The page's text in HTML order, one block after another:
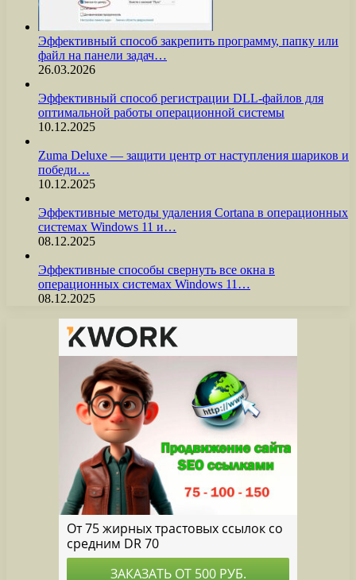
Эффективный способ закрепить программу, папку или
файл на панели задач…
26.03.2026
Эффективный способ регистрации DLL-файлов для
оптимальной работы операционной системы
10.12.2025
Zuma Deluxe — защити центр от наступления шариков и
победи…
10.12.2025
Эффективные методы удаления Cortana в операционных
системах Windows 11 и…
08.12.2025
Эффективные способы свернуть все окна в
операционных системах Windows 11…
08.12.2025